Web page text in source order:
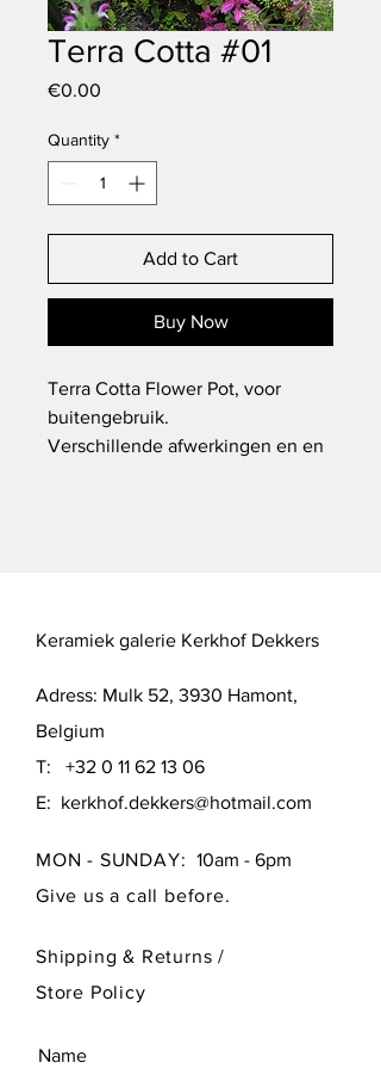
Terra Cotta #01
€0.00
Quantity *
Add to Cart
Buy Now
Terra Cotta Flower Pot, voor
buitengebruik.
Verschillende afwerkingen en en
Keramiek galerie Kerkhof Dekkers
Adress: Mulk 52, 3930 Hamont,
Belgium
T: +32 0 11 62 13 06
E: kerkhof.dekkers@hotmail.com
MON - SUNDAY: 10am - 6pm
Give us a call before.
Shipping & Returns /
Store Policy